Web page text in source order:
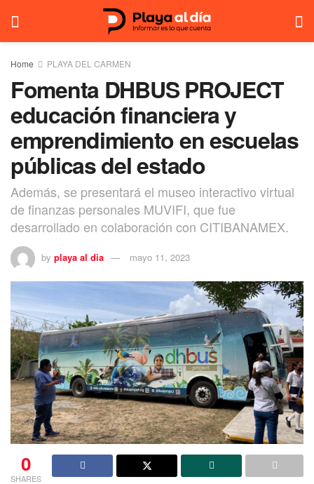
Home PLAYA DEL CARMEN
Fomenta DHBUS PROJECT
educación financiera y
emprendimiento en escuelas
públicas del estado
Además, se presentará el museo interactivo virtual
de finanzas personales MUVIFI, que fue
desarrollado en colaboración con CITIBANAMEX.
by playa al dia mayo 11, 2023
0
SHARES